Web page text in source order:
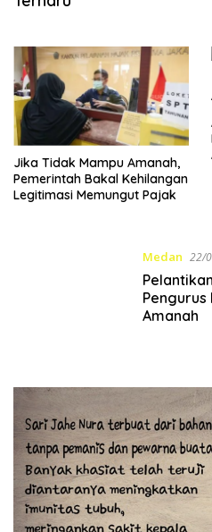
Jika Tidak Mampu Amanah,
Pemerintah Bakal Kehilangan
Legitimasi Memungut Pajak
Medan 22/
Amanah